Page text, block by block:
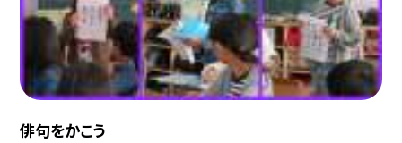
俳句をかこう